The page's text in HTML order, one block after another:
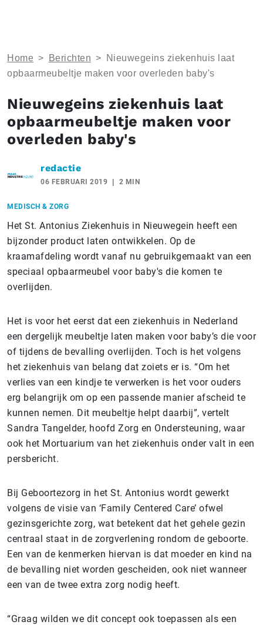
Home > Berichten >
Nieuwegeins ziekenhuis laat
opbaarmeubeltje maken voor overleden baby's
Nieuwegeins ziekenhuis laat
opbaarmeubeltje maken voor
overleden baby's
redactie
06 FEBRUARI 2019 2 MIN
MEDISCH & ZORG
Het St. Antonius Ziekenhuis in Nieuwegein heeft een
bijzonder product laten ontwikkelen. Op de
kraamafdeling wordt vanaf nu gebruikgemaakt van een
speciaal opbaarmeubel voor baby's die komen te
overlijden.
Het is voor het eerst dat een ziekenhuis in Nederland
een dergelijk meubeltje laten maken voor baby’s die voor
of tijdens de bevalling overlijden. Toch is het volgens
het ziekenhuis van belang dat zoiets er is. “Om het
verlies van een kindje te verwerken is het voor ouders
erg belangrijk om op een passende manier afscheid te
kunnen nemen. Dit meubeltje helpt daarbij”, vertelt
Sandra Tangelder, hoofd Zorg en Ondersteuning, waar
ook het Mortuarium van het ziekenhuis onder valt in een
persbericht.
Bij Geboortezorg in het St. Antonius wordt gewerkt
volgens de visie van ‘Family Centered Care’ ofwel
gezinsgerichte zorg, wat betekent dat het gehele gezin
centraal staat in de zorgverlening rondom de geboorte.
Een van de kenmerken hiervan is dat moeder en kind na
de bevalling niet worden gescheiden, ook niet wanneer
een van de twee extra zorg nodig heeft.
“Graag wilden we dit concept ook toepassen als een